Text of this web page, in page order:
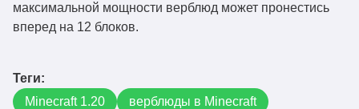
максимальной мощности верблюд может пронестись
вперед на 12 блоков.
Теги:
Minecraft 1.20
верблюды в Minecraft